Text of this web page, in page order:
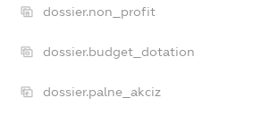
dossier.non_profit
dossier.budget_dotation
dossier.palne_akciz